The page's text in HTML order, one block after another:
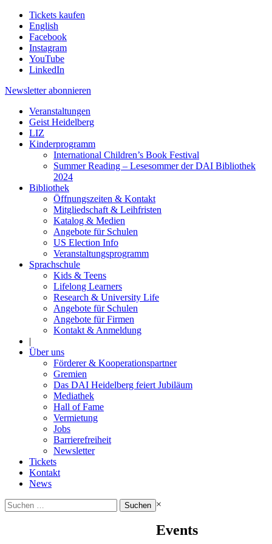
Tickets kaufen
English
Facebook
Instagram
YouTube
LinkedIn
Newsletter abonnieren
Veranstaltungen
Geist Heidelberg
LIZ
Kinderprogramm
International Children’s Book Festival
Summer Reading – Lesesommer der DAI Bibliothek
2024
Bibliothek
Öffnungszeiten & Kontakt
Mitgliedschaft & Leihfristen
Katalog & Medien
Angebote für Schulen
US Election Info
Veranstaltungsprogramm
Sprachschule
Kids & Teens
Lifelong Learners
Research & University Life
Angebote für Schulen
Angebote für Firmen
Kontakt & Anmeldung
|
Über uns
Förderer & Kooperationspartner
Gremien
Das DAI Heidelberg feiert Jubiläum
Mediathek
Hall of Fame
Vermietung
Jobs
Barrierefreiheit
Newsletter
Tickets
Kontakt
News
Suchen
nach:
×
Events